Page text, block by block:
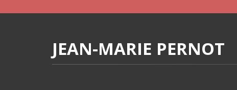
JEAN-MARIE PERNOT